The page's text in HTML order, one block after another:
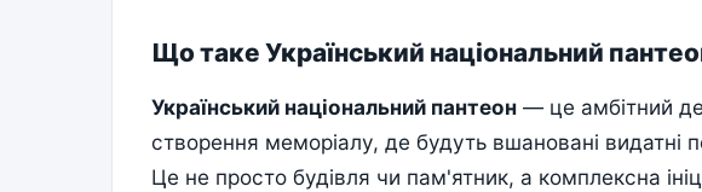
Що таке Український національний
Український національний пантеон — це амбітний
створення меморіалу, де будуть вшановані видатні
Це не просто будівля чи пам'ятник, а комплексна